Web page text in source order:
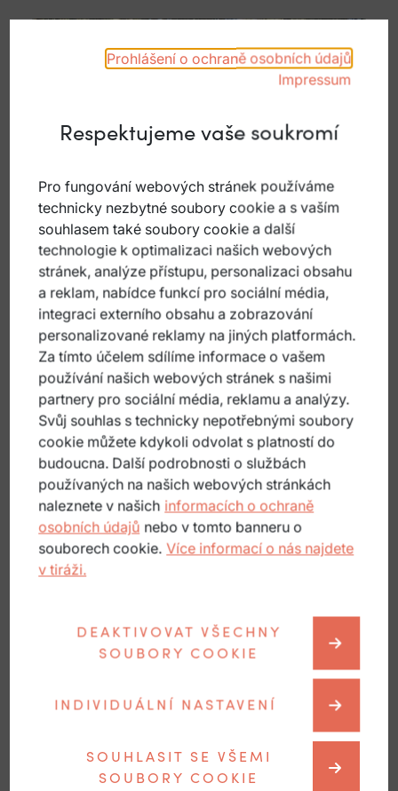
Rekreační objekt, Hotel
RAMENAI - šumavská vesnice
Schöneben 23, 4161 Ulrichsberg
+43 664 3282482
PODROBNOSTI
Prohlášení o ochraně osobních údajů
Impressum
Respektujeme vaše soukromí
Pro fungování webových stránek používáme
technicky nezbytné soubory cookie a s vaším
souhlasem také soubory cookie a další
technologie k optimalizaci našich webových
stránek, analýze přístupu, personalizaci obsahu
a reklam, nabídce funkcí pro sociální média,
integraci externího obsahu a zobrazování
personalizované reklamy na jiných platformách.
Za tímto účelem sdílíme informace o vašem
používání našich webových stránek s našimi
partnery pro sociální média, reklamu a analýzy.
Svůj souhlas s technicky nepotřebnými soubory
cookie můžete kdykoli odvolat s platností do
budoucna. Další podrobnosti o službách
používaných na našich webových stránkách
naleznete v našich informacích o ochraně
osobních údajů nebo v tomto banneru o
souborech cookie. Více informací o nás najdete
v tiráži.
DEAKTIVOVAT VŠECHNY
SOUBORY COOKIE
INDIVIDUÁLNÍ NASTAVENÍ
SOUHLASIT SE VŠEMI
SOUBORY COOKIE